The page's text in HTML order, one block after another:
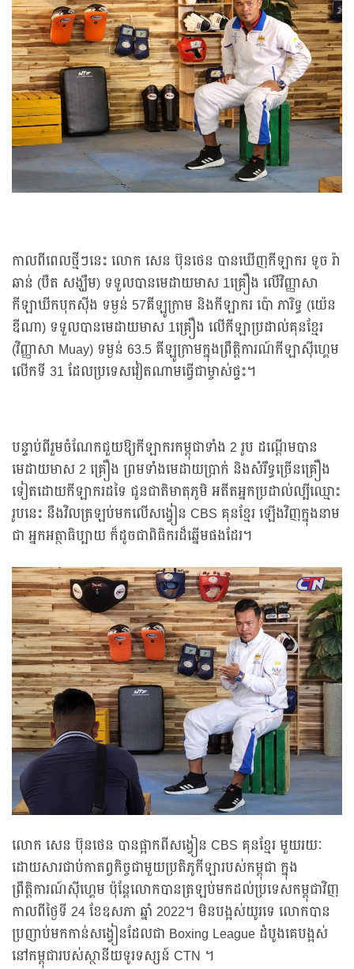
កាលពីពេលថ្មីៗនេះ លោក សេន ប៊ុនថេន បានឃើញកីឡាករ ទូច រ៉ា
ឆាន់ (បឺត សង្ឃឹម) ទទួលបានមេដាយមាស 1គ្រឿង លើវិញ្ញាសា
កីឡាឃីកបុកស៊ីង ទម្ងន់ 57គីឡូក្រាម និងកីឡាករ ប៉ោ ភារិទ្ធ (យ៉េន
ឌីណា) ទទួលបានមេដាយមាស 1គ្រឿង លើកីឡាប្រដាល់គុនខ្មែរ
(វិញ្ញាសា Muay) ទម្ងន់ 63.5 គីឡូក្រាមក្នុងព្រឹត្តិការណ៍កីឡាស៊ីហ្គេម
លើកទី 31 ដែលប្រទេសវៀតណាមធ្វើជាម្ចាស់ផ្ទះ។
បន្ទាប់ពីរួមចំណែកជួយឱ្យកីឡាករកម្ពុជាទាំង 2 រូប ដណ្ដើមបាន
មេដាយមាស 2 គ្រឿង ព្រមទាំងមេដាយប្រាក់ និងសំរឹទ្ធច្រើនគ្រឿង
ទៀតដោយកីឡាករដទៃ ជូនជាតិមាតុភូមិ អតីតអ្នកប្រដាល់ល្បីឈ្មោះ
រូបនេះ នឹងវិលត្រឡប់មកលើសង្វៀន CBS គុនខ្មែរ ឡើងវិញក្នុងនាម
ជា អ្នកអត្ថាធិប្បាយ ក៏ដូចជាពិធិករដ៏ឆ្នើមផងដែរ។
លោក សេន ប៊ុនថេន បានផ្អាកពីសង្វៀន CBS គុនខ្មែរ មួយរយៈ
ដោយសារជាប់កាតព្វកិច្ចជាមួយប្រតិភូកីឡារបស់កម្ពុជា ក្នុង
ព្រឹត្តិការណ៍ស៊ីហ្គេម ប៉ុន្តែលោកបានត្រឡប់មកដល់ប្រទេសកម្ពុជាវិញ
កាលពីថ្ងៃទី 24 ខែឧសភា ឆ្នាំ 2022។ មិនបង្អស់យូរទេ លោកបាន
ប្រញាប់មកកាន់សង្វៀនដែលជា Boxing League ដំបូងគេបង្អស់
នៅកម្ពុជារបស់ស្ថានីយទូរទស្សន៍ CTN ។